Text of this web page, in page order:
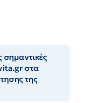
σημαντικές
στα
της